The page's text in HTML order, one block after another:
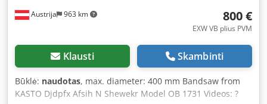
Austrija 963 km 800 €
EXW VB plius PVM
Klausti Skambinti
Būklė: naudotas, max. diameter: 400 mm Bandsaw from
KASTO Djdpfx Afsih N Shewekr Model OB 1731 Videos: ?